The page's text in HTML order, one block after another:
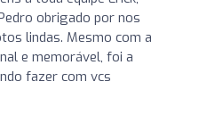
obrigado por nos
lindas. Mesmo com a
e memorável, foi a
fazer com vcs